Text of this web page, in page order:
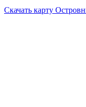
Скачать карту